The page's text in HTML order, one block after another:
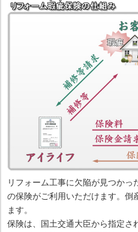
リフォーム工事に欠陥が見つか
の保険がご利用いただけます。倒
ます。
保険は、国土交通大臣から指定さ